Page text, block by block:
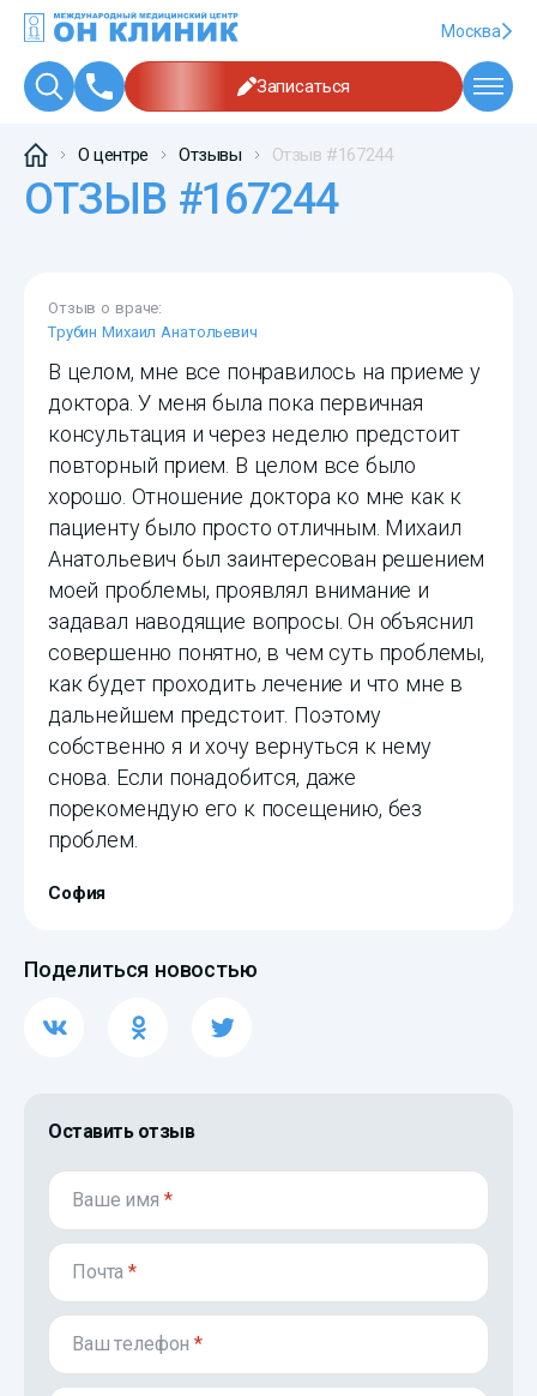
Москва
Записаться
О центре Отзывы Отзыв #167244
ОТЗЫВ #167244
Отзыв о враче:
Трубин Михаил Анатольевич
В целом, мне все понравилось на приеме у
доктора. У меня была пока первичная
консультация и через неделю предстоит
повторный прием. В целом все было
хорошо. Отношение доктора ко мне как к
пациенту было просто отличным. Михаил
Анатольевич был заинтересован решением
моей проблемы, проявлял внимание и
задавал наводящие вопросы. Он объяснил
совершенно понятно, в чем суть проблемы,
как будет проходить лечение и что мне в
дальнейшем предстоит. Поэтому
собственно я и хочу вернуться к нему
снова. Если понадобится, даже
порекомендую его к посещению, без
проблем.
София
Поделиться новостью
Оставить отзыв
Ваше имя *
Почта*
Ваш телефон*